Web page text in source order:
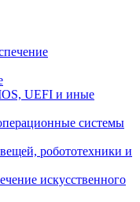
UEFI и иные
системы
робототехники и
искусственного